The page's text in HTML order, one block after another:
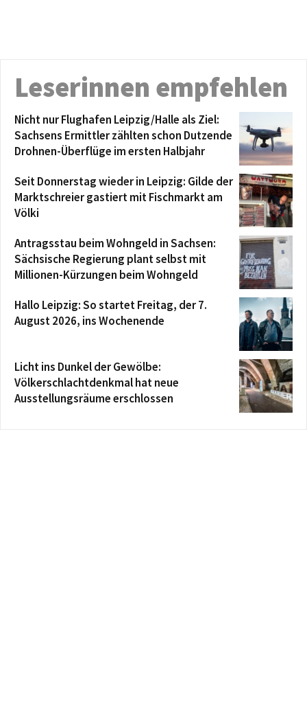
Leserinnen empfehlen
Nicht nur Flughafen Leipzig/Halle als Ziel:
Sachsens Ermittler zählten schon Dutzende
Drohnen-Überflüge im ersten Halbjahr
Seit Donnerstag wieder in Leipzig: Gilde der
Marktschreier gastiert mit Fischmarkt am
Völki
Antragsstau beim Wohngeld in Sachsen:
Sächsische Regierung plant selbst mit
Millionen-Kürzungen beim Wohngeld
Hallo Leipzig: So startet Freitag, der 7.
August 2026, ins Wochenende
Licht ins Dunkel der Gewölbe:
Völkerschlachtdenkmal hat neue
Ausstellungsräume erschlossen